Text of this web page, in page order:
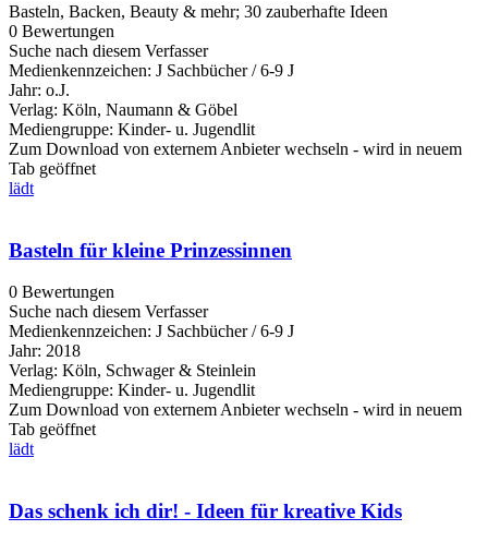
Basteln, Backen, Beauty & mehr; 30 zauberhafte Ideen
0 Bewertungen
Suche nach diesem Verfasser
Medienkennzeichen: J Sachbücher / 6-9 J
Jahr: o.J.
Verlag: Köln, Naumann & Göbel
Mediengruppe: Kinder- u. Jugendlit
Zum Download von externem Anbieter wechseln - wird in neuem
Tab geöffnet
lädt
Basteln für kleine Prinzessinnen
0 Bewertungen
Suche nach diesem Verfasser
Medienkennzeichen: J Sachbücher / 6-9 J
Jahr: 2018
Verlag: Köln, Schwager & Steinlein
Mediengruppe: Kinder- u. Jugendlit
Zum Download von externem Anbieter wechseln - wird in neuem
Tab geöffnet
lädt
Das schenk ich dir! - Ideen für kreative Kids